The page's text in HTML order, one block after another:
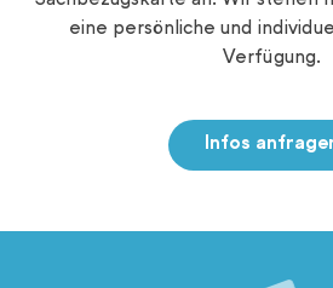
eine persönliche und
Verfügung.
Infos